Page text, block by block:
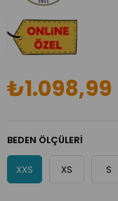
₺1.098,99
BEDEN ÖLÇÜLERİ
XXS XS S